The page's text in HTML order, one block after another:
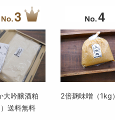
大吟醸酒粕
送料無料
2倍麹味噌（1kg）